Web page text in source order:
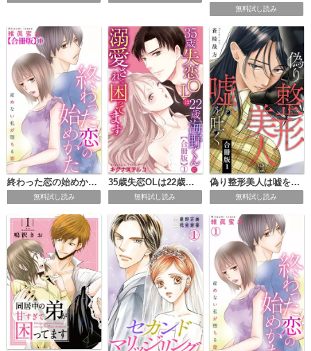
無料試し読み
終わった恋の始めかた 産めない私が堕ちる恋 【合冊版】
無料試し読み
35歳失恋OLは22歳海野くんに溺愛されて困ってます【合冊版】
無料試し読み
偽り整形美人は嘘を吐く【合冊版】
無料試し読み